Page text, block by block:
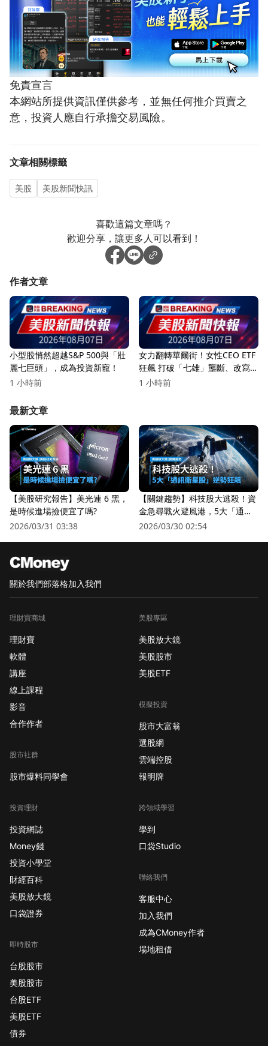
免責宣言
本網站所提供資訊僅供參考，並無任何推介買賣之
意，投資人應自行承擔交易風險。
文章相關標籤
美股 美股新聞快訊
喜歡這篇文章嗎？
歡迎分享，讓更多人可以看到！
作者文章
小型股悄然超越S&P 500與「壯
麗七巨頭」，成為投資新寵！
1 小時前
女力翻轉華爾街！女性CEO ETF
狂飆 打破「七雄」壟斷、改寫
美股權力版圖
1 小時前
最新文章
【美股研究報告】美光連 6 黑，
是時候進場撿便宜了嗎?
2026/03/31 03:38
【關鍵趨勢】科技股大逃殺！資
金急尋戰火避風港，5大「通訊
衛星股」逆勢狂飆
2026/03/30 02:54
關於我們部落格加入我們
理財寶商城
理財寶
軟體
講座
線上課程
影音
合作作者
股市社群
股市爆料同學會
投資理財
投資網誌
Money錢
投資小學堂
財經百科
美股放大鏡
口袋證券
即時股市
台股股市
美股股市
台股ETF
美股ETF
債券
美股專區
美股放大鏡
美股股市
美股ETF
模擬投資
股市大富翁
選股網
雲端控股
報明牌
跨領域學習
學到
口袋Studio
聯絡我們
客服中心
加入我們
成為CMoney作者
場地租借